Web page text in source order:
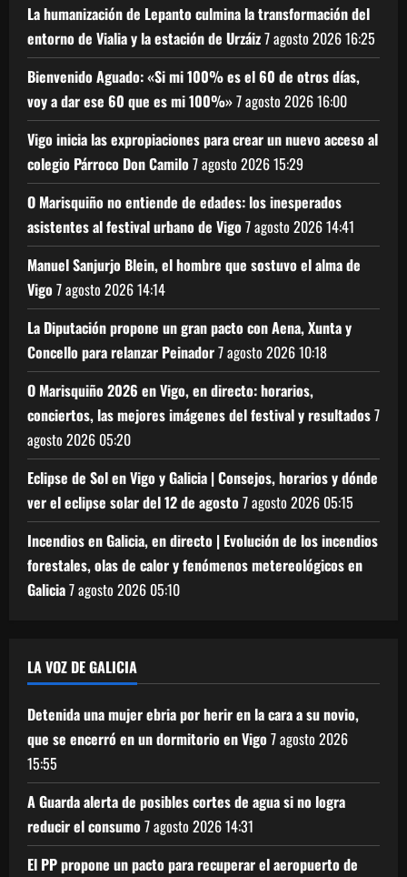
La humanización de Lepanto culmina la transformación del
entorno de Vialia y la estación de Urzáiz7 agosto 202616:25
Bienvenido Aguado: «Si mi 100% es el 60 de otros días,
voy a dar ese 60 que es mi 100%»7 agosto 202616:00
Vigo inicia las expropiaciones para crear un nuevo acceso al
colegio Párroco Don Camilo7 agosto 202615:29
O Marisquiño no entiende de edades: los inesperados
asistentes al festival urbano de Vigo7 agosto 202614:41
Manuel Sanjurjo Blein, el hombre que sostuvo el alma de
Vigo7 agosto 202614:14
La Diputación propone un gran pacto con Aena, Xunta y
Concello para relanzar Peinador7 agosto 202610:18
O Marisquiño 2026 en Vigo, en directo: horarios,
conciertos, las mejores imágenes del festival y resultados7
agosto 2026 05:20
Eclipse de Sol en Vigo y Galicia | Consejos, horarios y dónde
ver el eclipse solar del 12 de agosto7 agosto 2026 05:15
Incendios en Galicia, en directo | Evolución de los incendios
forestales, olas de calor y fenómenos metereológicos en
Galicia7 agosto 2026 05:10
LA VOZ DE GALICIA
Detenida una mujer ebria por herir en la cara a su novio,
que se encerró en un dormitorio en Vigo7 agosto 2026
15:55
A Guarda alerta de posibles cortes de agua si no logra
reducir el consumo7 agosto 202614:31
El PP propone un pacto para recuperar el aeropuerto de